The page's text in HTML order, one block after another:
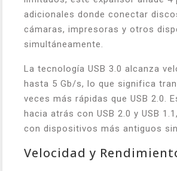
adicionales donde conectar
cámaras, impresoras y otros
simultáneamente.
La tecnología USB 3.0 alcanza
hasta 5 Gb/s, lo que significa
veces más rápidas que USB 2.0.
hacia atrás con USB 2.0 y USB
con dispositivos más antiguos
Velocidad y